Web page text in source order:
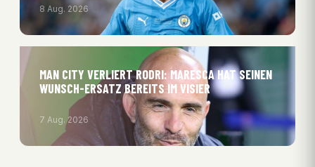
8 Aug. 2026
MAN CITY VERLIERT RODRI: MARESCA HAT SEINEN
WUNSCH-ERSATZ BEREITS IM VISIER
7 Aug. 2026